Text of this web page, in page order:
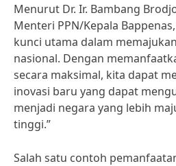
Menurut Dr. Ir. Bambang
Menteri PPN/Kepala
kunci utama dalam
nasional. Dengan
secara maksimal, kita dapat
inovasi baru yang dapat
menjadi negara yang lebih
tinggi.”
Salah satu contoh